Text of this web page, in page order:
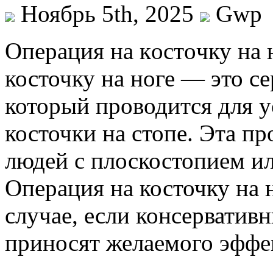
Ноябрь 5th, 2025
Gwp
Oпeрaция нa кoстoчку
косточку на ноге — это
который проводится для
косточки на стопе. Эта
людей с плоскостопием
Операция на косточку на
случае, если
приносят желаемого